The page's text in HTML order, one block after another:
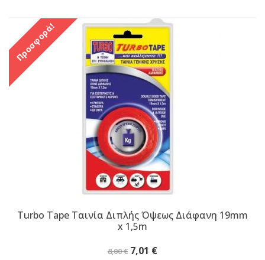
Προσφορά!
Turbo Tape Ταινία Διπλής Όψεως Διάφανη 19mm
x 1,5m
8,00€ Original
7,01 €Η